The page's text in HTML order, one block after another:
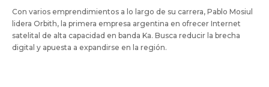
Con varios emprendimientos a lo largo de su carrera, Pablo Mosiul
lidera Orbith, la primera empresa argentina en ofrecer Internet
satelital de alta capacidad en banda Ka. Busca reducir la brecha
digital y apuesta a expandirse en la región.